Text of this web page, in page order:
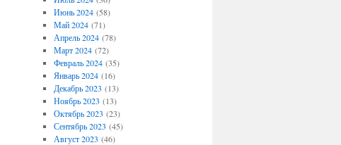
Июнь 2024(58)
Май 2024(71)
Апрель 2024(78)
Март 2024(72)
Февраль 2024(35)
Январь 2024(16)
Декабрь 2023 (13)
Ноябрь 2023 (13)
Октябрь 2023 (23)
Сентябрь 2023 (45)
Август 2023 (46)